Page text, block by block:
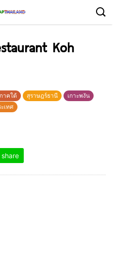
Koh
าคใต้ สุราษฎร์ธานี
เกาะพงัน
เทศ
share